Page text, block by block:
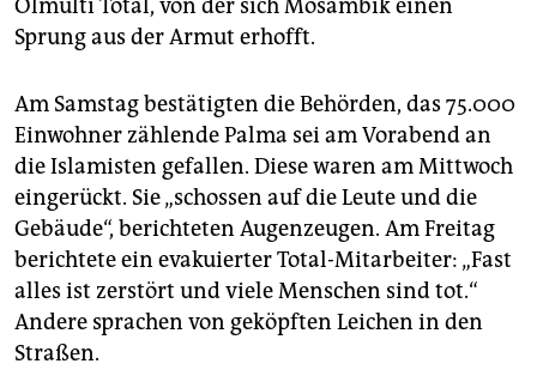
Ölmulti Total, von der sich Mosambik einen
Sprung aus der Armut erhofft.
Am Samstag bestätigten die Behörden, das 75.000
Einwohner zählende Palma sei am Vorabend an
die Islamisten gefallen. Diese waren am Mittwoch
eingerückt. Sie „schossen auf die Leute und die
Gebäude“, berichteten Augenzeugen. Am Freitag
berichtete ein evakuierter Total-Mitarbeiter: „Fast
alles ist zerstört und viele Menschen sind tot.“
Andere sprachen von geköpften Leichen in den
Straßen.